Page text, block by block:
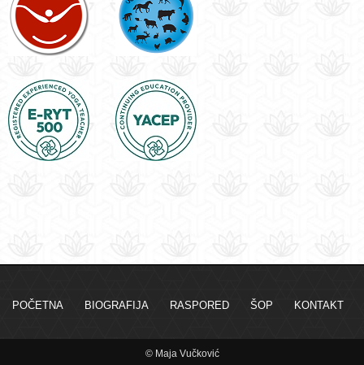
POČETNA BIOGRAFIJA RASPORED ŠOP KONTAKT
© Maja Vučković